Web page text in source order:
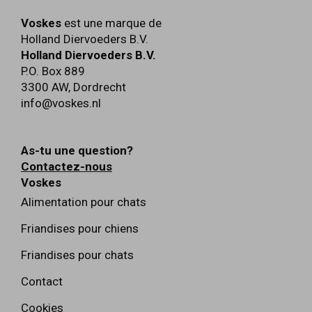
Voskes est une marque de
Holland Diervoeders B.V.
Holland Diervoeders B.V.
P.O. Box 889
3300 AW, Dordrecht
info@voskes.nl
As-tu une question?
Contactez-nous
Voskes
Alimentation pour chats
Friandises pour chiens
Friandises pour chats
Contact
Cookies